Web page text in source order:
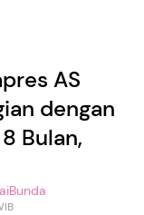
AS
dengan
Bulan,